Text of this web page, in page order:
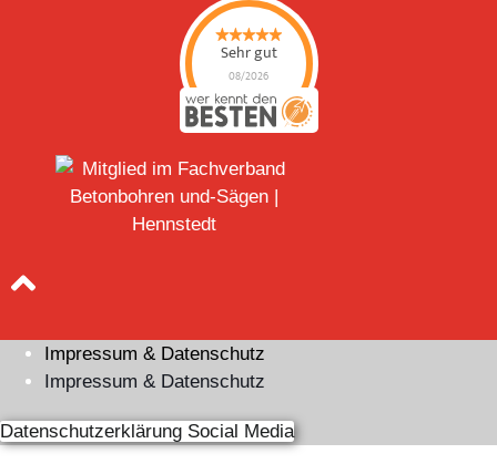
Sehr gut
08/2026
BSH Bohr- &
Sägetechnik
18BSH Bohr- &
Hennstedt
Bewertungen
auf
Impressum & Datenschutz
Impressum & Datenschutz
Datenschutzerklärung Social Media